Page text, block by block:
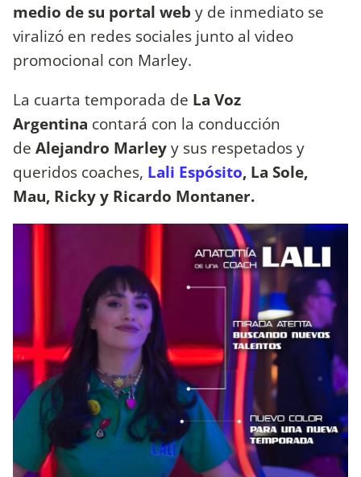
medio de su portal weby de inmediato se
viralizó en redes sociales junto al video
promocional con Marley.
La cuarta temporada de La Voz
Argentina contará con la conducción
de Alejandro Marleyy sus respetados y
queridos coaches, Lali Espósito, La Sole,
Mau, Ricky y Ricardo Montaner.